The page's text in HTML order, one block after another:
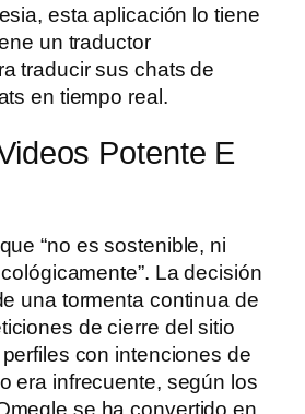
esta aplicación lo tiene
un traductor
traducir sus chats de
en tiempo real.
Potente E
“no es sostenible, ni
La decisión
una tormenta continua de
de cierre del sitio
con intenciones de
era infrecuente, según los
se ha convertido en